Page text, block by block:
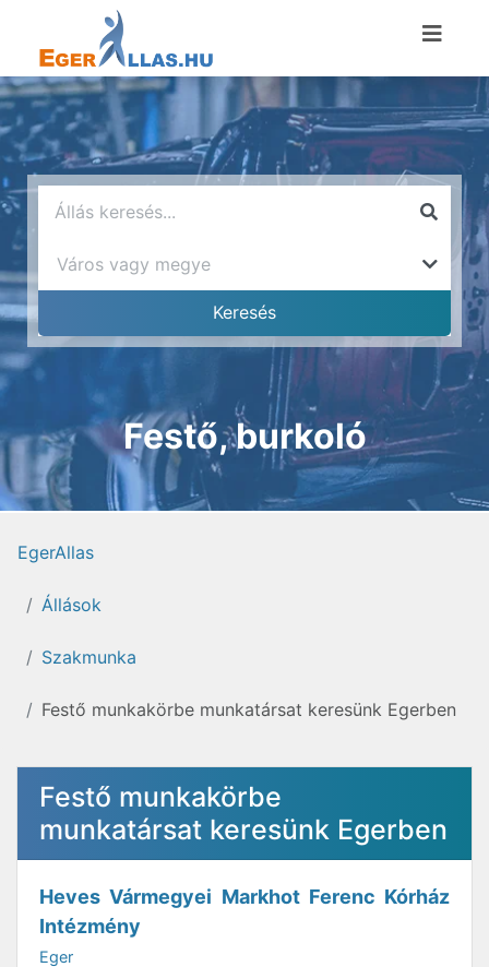
Festő, burkoló
EgerAllas
Állások
Szakmunka
Festő munkakörbe munkatársat keresünk Egerben
Festő munkakörbe
munkatársat keresünk Egerben
Heves Vármegyei Markhot Ferenc Kórház
Intézmény
Eger